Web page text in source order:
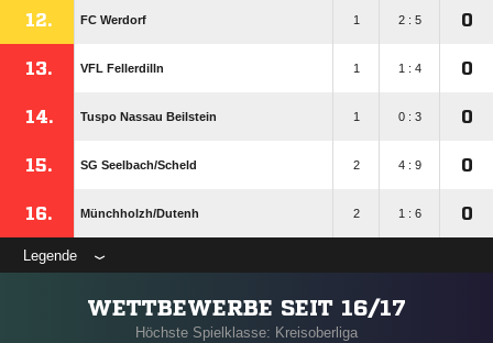
12. FC Werdorf 1 2 : 5 0
13. VFL Fellerdilln 1 1 : 4 0
14. Tuspo Nassau Beilstein 1 0 : 3 0
15. SG Seelbach/​Scheld 2 4 : 9 0
16. Münchholzh/​Dutenh 2 1 : 6 0
Legende
WETTBEWERBE SEIT 16/17
Höchste Spielklasse: Kreisoberliga